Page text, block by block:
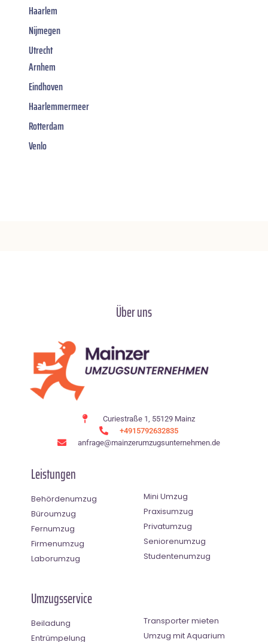
Haarlem
Nijmegen
Utrecht
Arnhem
Eindhoven
Haarlemmermeer
Rotterdam
Venlo
Über uns
Curiestraße 1, 55129 Mainz
+4915792632835
anfrage@mainzerumzugsunternehmen.de
Leistungen
Behördenumzug
Büroumzug
Fernumzug
Firmenumzug
Laborumzug
Mini Umzug
Praxisumzug
Privatumzug
Seniorenumzug
Studentenumzug
Umzugsservice
Beiladung
Entrümpelung
Transporter mieten
Umzug mit Aquarium